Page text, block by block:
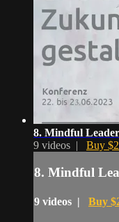
8. Mindful
9 videos | Buy
8. Mindful
9 videos | Buy